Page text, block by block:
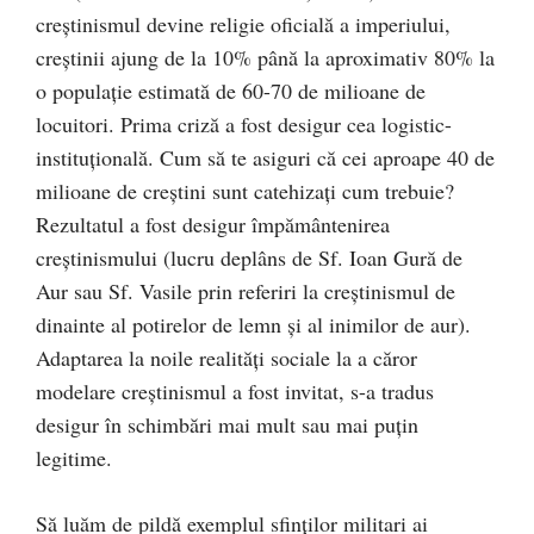
creştinismul devine religie oficială a imperiului,
creştinii ajung de la 10% până la aproximativ 80% la
o populaţie estimată de 60-70 de milioane de
locuitori. Prima criză a fost desigur cea logistic-
instituţională. Cum să te asiguri că cei aproape 40 de
milioane de creştini sunt catehizaţi cum trebuie?
Rezultatul a fost desigur împământenirea
creştinismului (lucru deplâns de Sf. Ioan Gură de
Aur sau Sf. Vasile prin referiri la creştinismul de
dinainte al potirelor de lemn şi al inimilor de aur).
Adaptarea la noile realităţi sociale la a căror
modelare creştinismul a fost invitat, s-a tradus
desigur în schimbări mai mult sau mai puţin
legitime.
Să luăm de pildă exemplul sfinţilor militari ai